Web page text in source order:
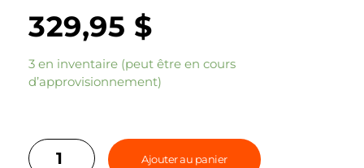
329,95 $
3 en inventaire (peut être en cours
d’approvisionnement)
Ajouter au panier